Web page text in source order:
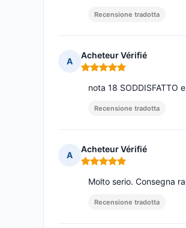
Recensione tradotta
A
Acheteur Vérifié
Nota: 5 su 5
nota 18 SODDISFATTO
Recensione tradotta
A
Acheteur Vérifié
Nota: 5 su 5
Molto serio. Consegna
Recensione tradotta